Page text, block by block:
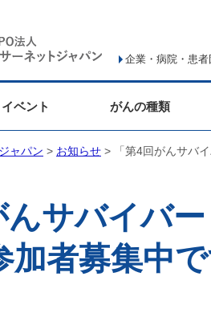
企業・病院・患
イベント がんの種類
ャパン > お知らせ > 「第4回がんサバ
んサバイバ
加者募集中